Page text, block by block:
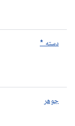
دسته *
جوهر